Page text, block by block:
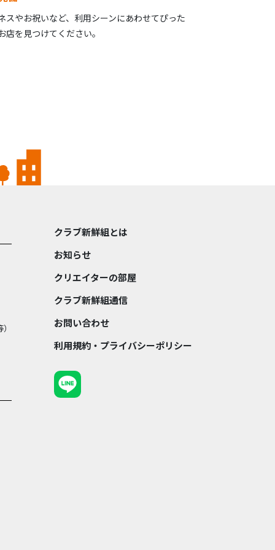
スやお祝いなど、利用シーンにあわせてぴった
店を見つけてください。
クラブ新鮮組とは
お知らせ
クリエイターの部屋
クラブ新鮮組通信
お問い合わせ
利用規約・プライバシーポリシー